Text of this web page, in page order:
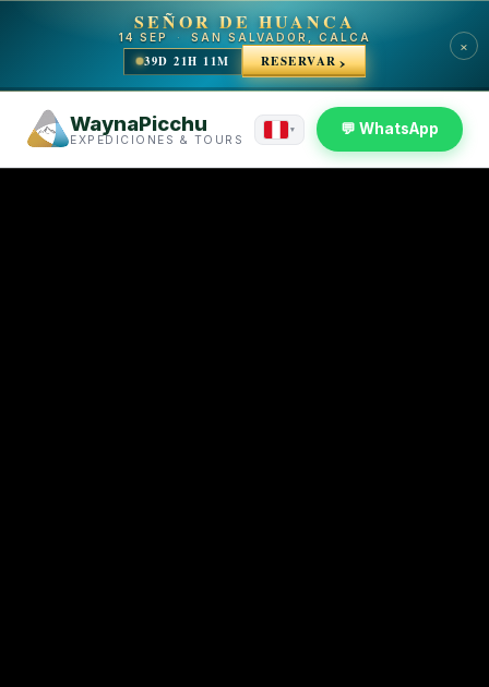
SEÑOR DE HUANCA
14 SEP · SAN SALVADOR, CALCA
39D 21H 11M RESERVAR
×
WaynaPicchu
EXPEDICIONES & TOURS
▾ 💬 WhatsApp